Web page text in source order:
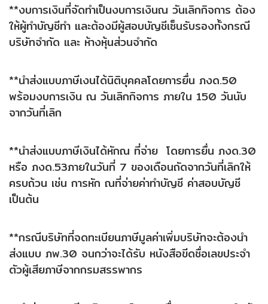
**งบการเงินที่จัดทำเป็นงบการเงินณ วันเลิกกิจการ ต้อง
ให้ผู้ทำบัญชีทำ และต้องมีผู้สอบบัญชีเซ็นรับรองทั้งกรณี
บริษัทจำกัด และ ห้างหุ้นส่วนจำกัด
**นำส่งแบบภาษีเงนได้นิติบุคคลโดยการยื่น ภงด.50
พร้อมงบการเงิน ณ วันเลิกกิจการ ภายใน 150 วันนับ
จากวันที่เลิก
**นำส่งแบบภาษีเงินได้หักณ ที่จ่าย โดยการยื่น ภงด.30
หรือ ภงด.53ภายในวันที่ 7 ของเดือนถัดจากวันที่เลิกให้
ครบถ้วน เช่น การหัก ณที่จ่ายค่าทำบัญชี ค่าสอบบัญชี
เป็นต้น
**กรณีบริษัทที่จดทะเบียนภาษีมูลค่าเพิ่มบริษัทจะต้องนำ
ส่งแบบ ภพ.30 จนกว่าจะได้รับ หนังสือขีดชื่อเลขประจำ
ตัวผู้เสียภาษีจากกรมสรรพากร